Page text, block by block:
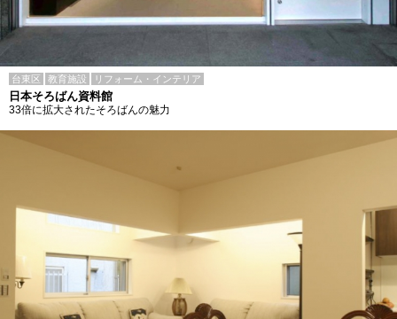
台東区 教育施設 リフォーム・インテリア
日本そろばん資料館
33倍に拡大されたそろばんの魅力